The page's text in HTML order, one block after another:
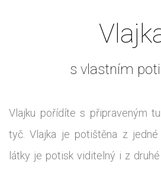
s vlastním
Vlajku pořídíte s připraveným
tyč. Vlajka je potištěna z
látky je potisk viditelný i z